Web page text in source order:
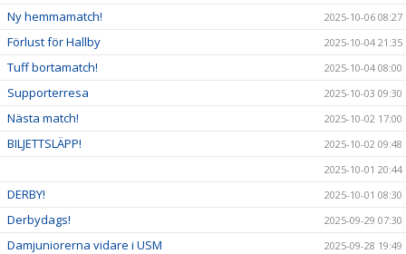
Ny hemmamatch! 2025-10-06 08:27
Förlust för Hallby 2025-10-04 21:35
Tuff bortamatch! 2025-10-04 08:00
Supporterresa 2025-10-03 09:30
Nästa match! 2025-10-02 17:00
BILJETTSLÄPP!
2025-10-02 09:48
2025-10-01 20:44
DERBY! 2025-10-01 08:30
Derbydags! 2025-09-29 07:30
Damjuniorerna vidare i USM 2025-09-28 19:49